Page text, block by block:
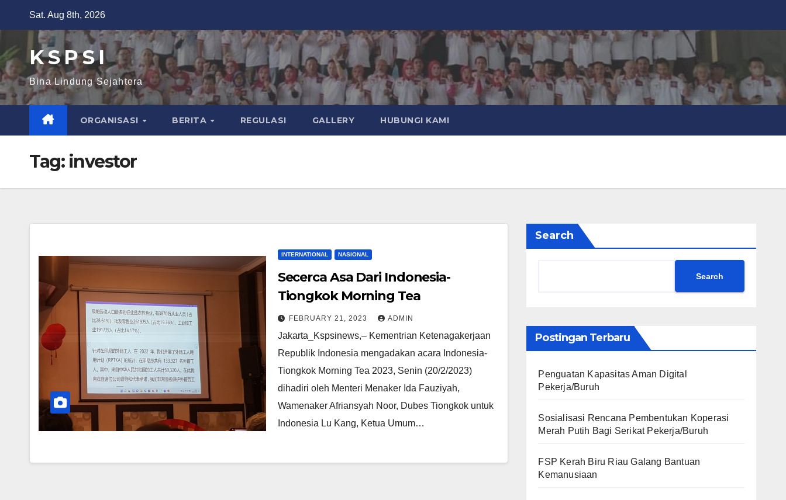
Sat. Aug 8th, 2026
K S P S I
Bina Lindung Sejahtera
ORGANISASI BERITA REGULASI GALLERY HUBUNGI KAMI
Tag: investor
INTERNATIONAL NASIONAL
Secerca Asa Dari Indonesia-
Tiongkok Morning Tea
FEBRUARY 21, 2023 ADMIN
Jakarta_Kspsinews,– Kementrian Ketenagakerjaan
Republik Indonesia mengadakan acara Indonesia-
Tiongkok Morning Tea 2023, Senin (20/2/2023)
dihadiri oleh Menteri Menaker Ida Fauziyah,
Wamenaker Afriansyah Noor, Dubes Tiongkok untuk
Indonesia Lu Kang, Ketua Umum…
Search
Search
Postingan Terbaru
Penguatan Kapasitas Aman Digital
Pekerja/Buruh
Sosialisasi Rencana Pembentukan Koperasi
Merah Putih Bagi Serikat Pekerja/Buruh
FSP Kerah Biru Riau Galang Bantuan
Kemanusiaan